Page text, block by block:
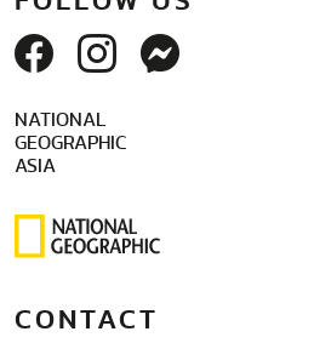
NATIONAL
GEOGRAPHIC
ASIA
CONTACT